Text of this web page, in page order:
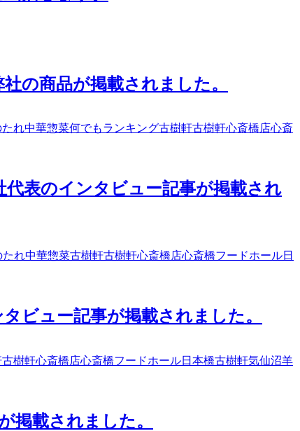
の商品が掲載されました。
たれ中華惣菜何でもランキング古樹軒古樹軒心斎橋店心斎
代表のインタビュー記事が掲載され
たれ中華惣菜古樹軒古樹軒心斎橋店心斎橋フードホール日
ビュー記事が掲載されました。
古樹軒心斎橋店心斎橋フードホール日本橋古樹軒気仙沼羊
掲載されました。